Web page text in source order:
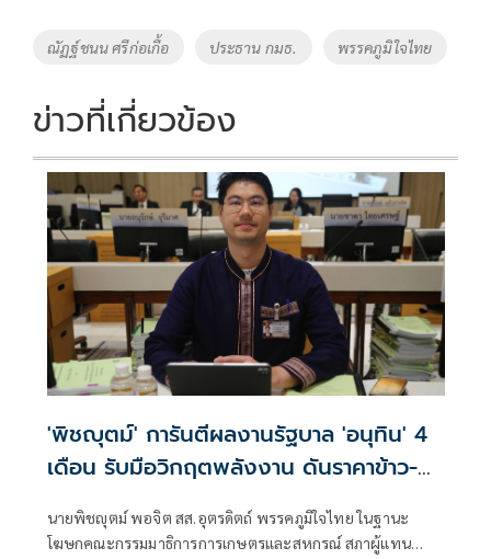
o
k
Li
k
Tags
ณัฏฐ์ชนน ศรีก่อเกื้อ ประธาน กมธ. พรรคภูมิใจไทย
ข่าวที่เกี่ยวข้อง
'พิชญุตม์' การันตีผลงานรัฐบาล 'อนุทิน' 4
เดือน รับมือวิกฤตพลังงาน ดันราคาข้าว-
ช่วยลดต้นทุน-ขยายตลาดโลก
นายพิชญุตม์ พอจิต สส.อุตรดิตถ์ พรรคภูมิใจไทย ในฐานะ
โฆษกคณะกรรมมาธิการการเกษตรและสหกรณ์ สภาผู้แทน